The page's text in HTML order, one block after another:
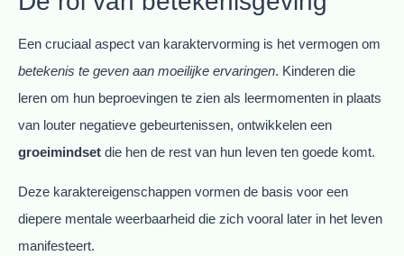
Een cruciaal aspect van karaktervorming is het vermogen om
betekenis te geven aan moeilijke ervaringen. Kinderen die
leren om hun beproevingen te zien als leermomenten in plaats
van louter negatieve gebeurtenissen, ontwikkelen een
groeimindset die hen de rest van hun leven ten goede komt.
Deze karaktereigenschappen vormen de basis voor een
diepere mentale weerbaarheid die zich vooral later in het leven
manifesteert.